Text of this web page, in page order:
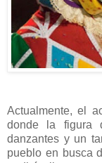
Actualmente, el
donde la figura
danzantes y un
pueblo en busca